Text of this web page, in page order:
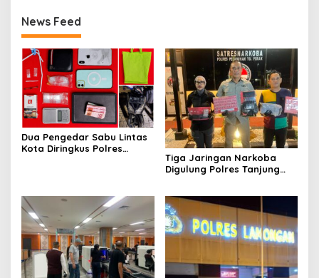
News Feed
Dua Pengedar Sabu Lintas
Kota Diringkus Polres
Tiga Jaringan Narkoba
Digulung Polres Tanjung